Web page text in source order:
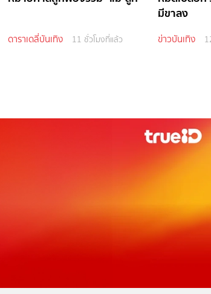
ดาราเดลี่บันเทิง 11 ชั่วโมงที่แล้ว
มีขาลง
ข่าวบันเทิง